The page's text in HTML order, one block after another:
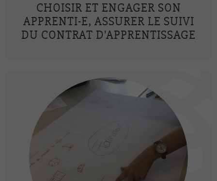
CHOISIR ET ENGAGER SON
APPRENTI-E, ASSURER LE SUIVI
DU CONTRAT D'APPRENTISSAGE